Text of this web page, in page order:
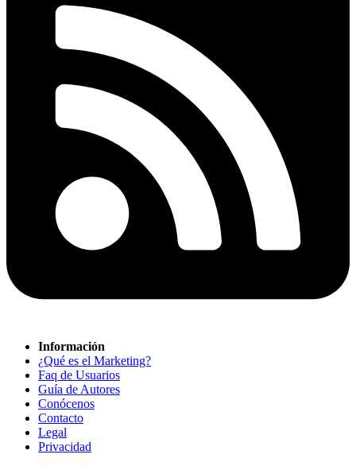
Información
¿Qué es el Marketing?
Faq de Usuarios
Guía de Autores
Conócenos
Contacto
Legal
Privacidad